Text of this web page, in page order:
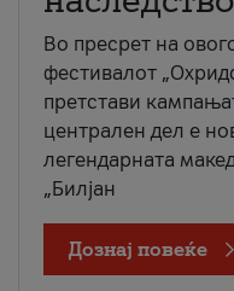
Во пресрет на
фестивалот
претстави
централен дел е
легендарната
„Билјан
Дознај повеќе